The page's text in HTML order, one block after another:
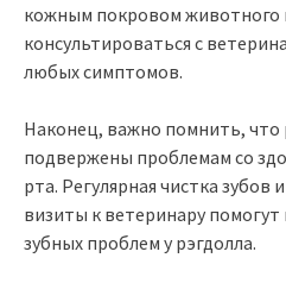
кожным покровом животного
консультироваться с
любых симптомов.
Наконец, важно помнить, что
подвержены проблемам со
рта. Регулярная чистка зубов
визиты к ветеринару
зубных проблем у рэгдолла.